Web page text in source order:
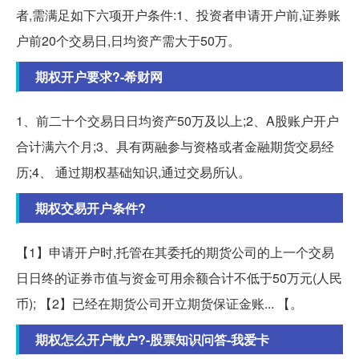
者,需满足如下六项开户条件:1、投资者申请开户前,证券账
户前20个交易日,日均资产需大于50万。
期权开户要求?-希财网
1、前二十个交易日日均资产50万及以上;2、A股账户开户
合计满六个月;3、具有两融参与资格或者金融期货交易经
历;4、 通过期权基础知识,通过交易所认。
期权交易开户条件?
【1】申请开户时,托管在其委托的期货公司的上一个交易
日日终的证券市值与资金可用余额合计不低于50万元(人民
币); 【2】已经在期货公司开立期货保证金账... 【。
期权怎么开户散户?-股票知识问答-我爱卡